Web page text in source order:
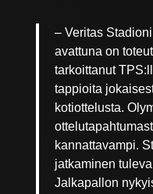
– Veritas
avattuna on
tarkoittanut
tappioita
kotiottelusta.
kannattavampi.
jatkaminen
Jalkapallon